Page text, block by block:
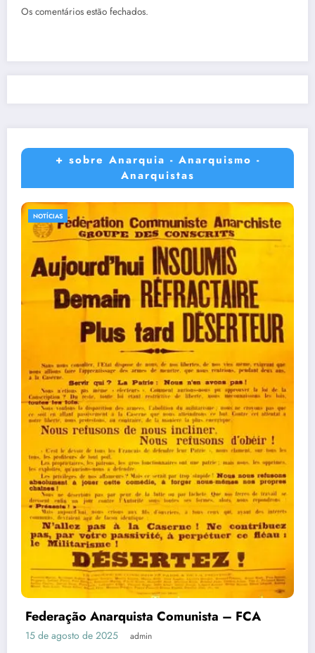
Os comentários estão fechados.
+ sobre Anarquia - Anarquismo -
Anarquistas
NOTÍCIAS
Federação Anarquista Comunista – FCA
15 de agosto de 2025 admin